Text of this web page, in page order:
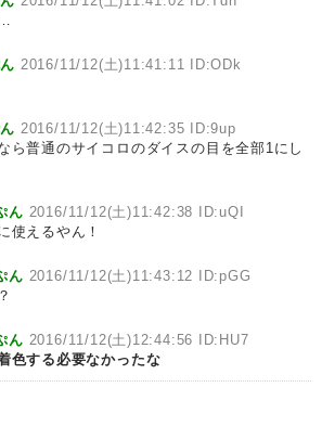
2016/11/12(土)11:41:11 ID:ODk
2016/11/12(土)11:42:35 ID:9up
ら普通のサイコロのダイスの目を全部1にし
ん 2016/11/12(土)11:42:38 ID:uQI
使えるやん！
ん 2016/11/12(土)11:43:12 ID:pGG
ん 2016/11/12(土)12:44:56 ID:HU7
色する必要なかったな